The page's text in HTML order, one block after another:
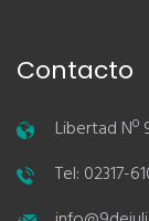
Contacto
Libertad Nº
Tel: 02317-